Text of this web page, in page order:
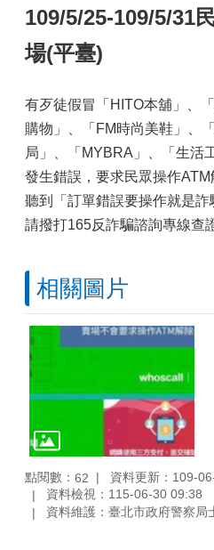
109/5/25-109/5/31
場(平臺)
有歹徒假冒「HITO本舖」、
購物」、「FM時尚美鞋」、
局」、「MYBRA」、「生活
發生錯誤，要求民眾操作ATM
聽到「訂單錯誤要操作就是詐
請撥打165反詐騙諮詢專線查
相關圖片
點閱數： 62
資料更新：109-
資料檢視：115-06-30 09:38
資料維護：臺北市政府警察局